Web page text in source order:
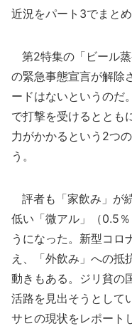
近況をパート3でまとめ
第2特集の「ビール
の緊急事態宣言が解除
ードはないというのだ
で打撃を受けるととも
力がかかるという2つ
う。
評者も「家飲み」が
低い「微アル」（0.5
うになった。新型コロ
え、「外飲み」への抵
動きもある。ジリ貧の
活路を見出そうとして
サヒの現状をレポート